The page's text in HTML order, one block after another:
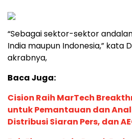
“Sebagai sektor-sektor
India maupun Indonesia,” kata
akrabnya,
Baca Juga:
Cision Raih MarTech
untuk Pemantauan dan
Distribusi Siaran Pers, dan